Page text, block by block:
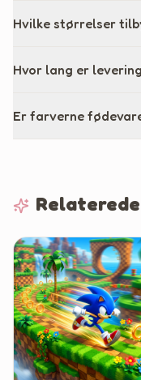
Hvilke størrelser
Hvor lang er
Er farverne